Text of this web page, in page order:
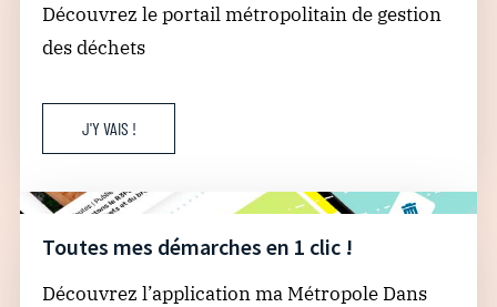
Découvrez le portail métropolitain de gestion
des déchets
J'Y VAIS !
Toutes mes démarches en 1 clic !
Découvrez l’application ma Métropole Dans